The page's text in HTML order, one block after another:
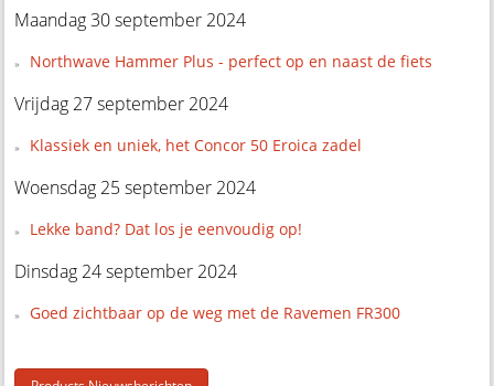
Maandag 30 september 2024
Northwave Hammer Plus - perfect op en naast de fiets
Vrijdag 27 september 2024
Klassiek en uniek, het Concor 50 Eroica zadel
Woensdag 25 september 2024
Lekke band? Dat los je eenvoudig op!
Dinsdag 24 september 2024
Goed zichtbaar op de weg met de Ravemen FR300